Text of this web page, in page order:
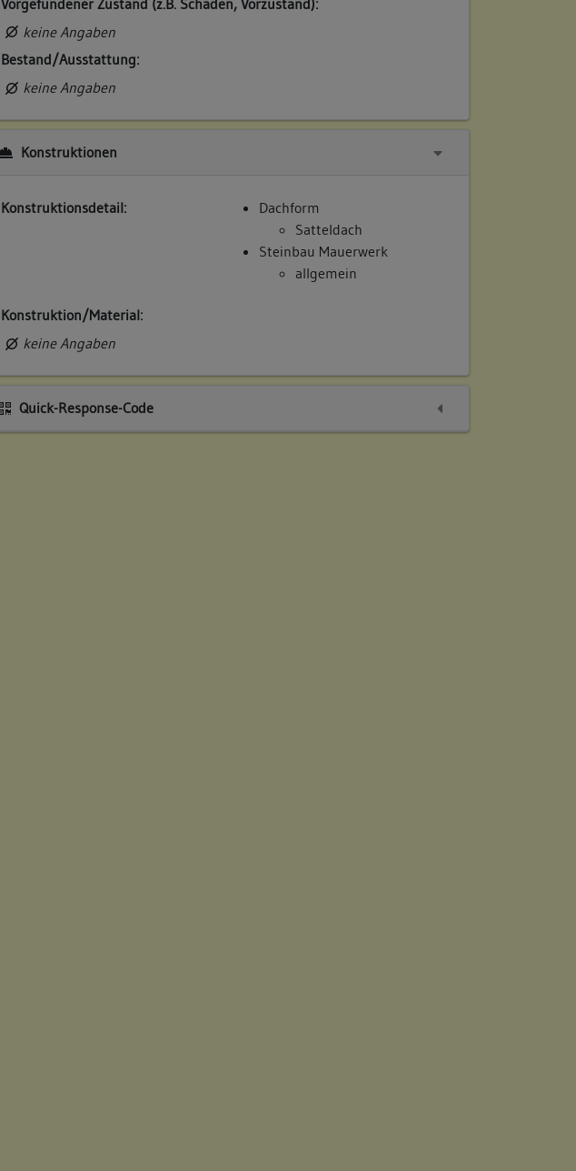
Vorgefundener Zustand (z.B. Schäden, Vorzustand):
keine Angaben
Bestand/Ausstattung:
keine Angaben
Konstruktionen
Konstruktionsdetail:
Dachform
Satteldach
Steinbau Mauerwerk
allgemein
Konstruktion/Material:
keine Angaben
Quick-Response-Code